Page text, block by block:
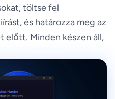
töltse fel
és határozza meg az
előtt. Minden készen áll,